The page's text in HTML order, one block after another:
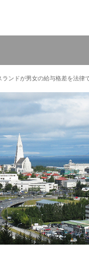
ンドが男女の給与格差を法律